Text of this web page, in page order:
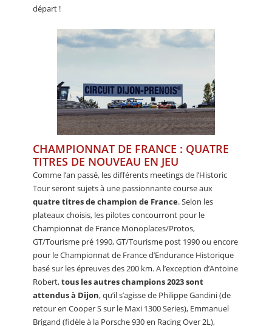
départ !
CHAMPIONNAT DE FRANCE : QUATRE
TITRES DE NOUVEAU EN JEU
Comme l’an passé, les différents meetings de l’Historic
Tour seront sujets à une passionnante course aux
quatre titres de champion de France. Selon les
plateaux choisis, les pilotes concourront pour le
Championnat de France Monoplaces/Protos,
GT/Tourisme pré 1990, GT/Tourisme post 1990 ou encore
pour le Championnat de France d’Endurance Historique
basé sur les épreuves des 200 km. A l’exception d’Antoine
Robert,tous les autres champions 2023 sont
attendus à Dijon, qu’il s’agisse de Philippe Gandini (de
retour en Cooper S sur le Maxi 1300 Series), Emmanuel
Brigand (fidèle à la Porsche 930 en Racing Over 2L),